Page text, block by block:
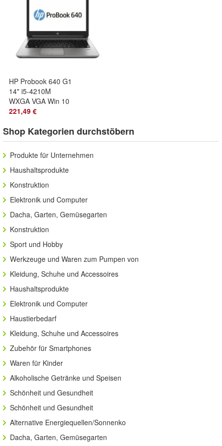
HP Probook 640 G1
14" i5-4210M
WXGA VGA Win 10
Pro DE
221,49 €
Shop Kategorien durchstöbern
Produkte für Unternehmen
Haushaltsprodukte
Konstruktion
Elektronik und Computer
Dacha, Garten, Gemüsegarten
Konstruktion
Sport und Hobby
Werkzeuge und Waren zum Pumpen von
Kleidung, Schuhe und Accessoires
Haushaltsprodukte
Elektronik und Computer
Haustierbedarf
Kleidung, Schuhe und Accessoires
Zubehör für Smartphones
Waren für Kinder
Alkoholische Getränke und Speisen
Schönheit und Gesundheit
Schönheit und Gesundheit
Alternative Energiequellen/Sonnenko
Dacha, Garten, Gemüsegarten